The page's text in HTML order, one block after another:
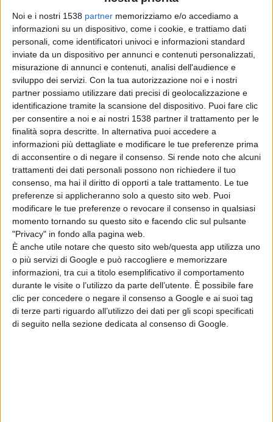
Noi e i nostri 1538 partner memorizziamo e/o accediamo a
informazioni su un dispositivo, come i cookie, e trattiamo dati
personali, come identificatori univoci e informazioni standard
inviate da un dispositivo per annunci e contenuti personalizzati,
misurazione di annunci e contenuti, analisi dell'audience e
sviluppo dei servizi. Con la tua autorizzazione noi e i nostri
partner possiamo utilizzare dati precisi di geolocalizzazione e
identificazione tramite la scansione del dispositivo. Puoi fare clic
per consentire a noi e ai nostri 1538 partner il trattamento per le
finalità sopra descritte. In alternativa puoi accedere a
informazioni più dettagliate e modificare le tue preferenze prima
di acconsentire o di negare il consenso. Si rende noto che alcuni
trattamenti dei dati personali possono non richiedere il tuo
consenso, ma hai il diritto di opporti a tale trattamento. Le tue
preferenze si applicheranno solo a questo sito web. Puoi
modificare le tue preferenze o revocare il consenso in qualsiasi
momento tornando su questo sito e facendo clic sul pulsante
"Privacy" in fondo alla pagina web.
È anche utile notare che questo sito web/questa app utilizza uno
o più servizi di Google e può raccogliere e memorizzare
informazioni, tra cui a titolo esemplificativo il comportamento
durante le visite o l’utilizzo da parte dell’utente. È possibile fare
clic per concedere o negare il consenso a Google e ai suoi tag
di terze parti riguardo all’utilizzo dei dati per gli scopi specificati
di seguito nella sezione dedicata al consenso di Google.
per rilevare gli animali morti a causa della
neve
ATTUALITÀ